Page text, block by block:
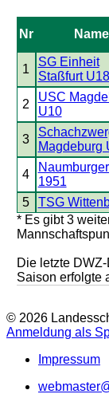
Nr Name
1
SG Einheit
Staßfurt U18
2
USC
U10
3
Magdeburg
4
1951
5 TSG
* Es gibt 3
Die letzte
Saison erfolgte
© 2026
Anmeldung als
Impressum